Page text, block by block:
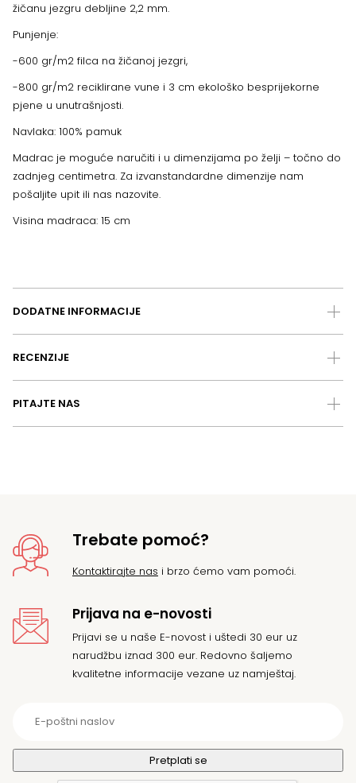
žičanu jezgru debljine 2,2 mm.
Punjenje:
-600 gr/m2 filca na žičanoj jezgri,
-800 gr/m2 reciklirane vune i 3 cm ekološko besprijekorne
pjene u unutrašnjosti.
Navlaka: 100% pamuk
Madrac je moguće naručiti i u dimenzijama po želji – točno do
zadnjeg centimetra. Za izvanstandardne dimenzije nam
pošaljite upit ili nas nazovite.
Visina madraca: 15 cm
DODATNE INFORMACIJE
RECENZIJE
PITAJTE NAS
Trebate pomoć?
Kontaktirajte nas i brzo ćemo vam pomoći.
Prijava na e-novosti
Prijavi se u naše E-novost i uštedi 30 eur uz
narudžbu iznad 300 eur. Redovno šaljemo
kvalitetne informacije vezane uz namještaj.